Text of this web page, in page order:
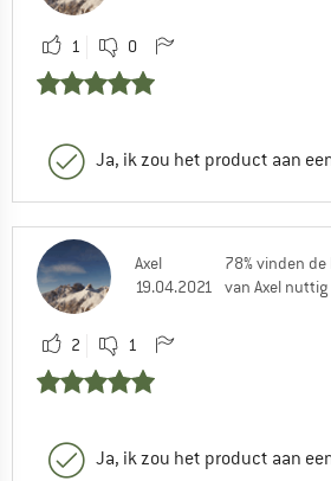
1 0
Ja, ik zou het product aan
Axel
19.04.2021
78% vinden
van Axel nuttig
2 1
Ja, ik zou het product aan